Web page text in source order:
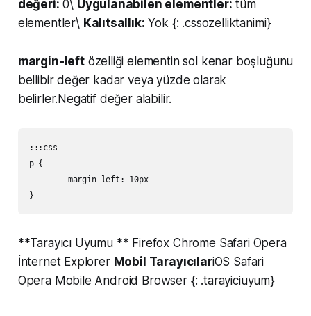
değeri: 0\ Uygulanabilen elementler: tüm
elementler\ Kalıtsallık: Yok {: .cssozelliktanimi}
margin-leftözelliği elementin sol kenar boşluğunu
bellibir değer kadar veya yüzde olarak
belirler.Negatif değer alabilir.
:::css
p {
**Tarayıcı Uyumu ** Firefox Chrome Safari Opera
İnternet Explorer Mobil TarayıcılariOS Safari
Opera Mobile Android Browser {: .tarayiciuyum}